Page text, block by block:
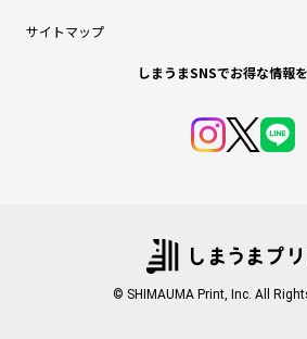
サイトマップ
しまうまSNSでお得な情報
© SHIMAUMA Print, Inc. All